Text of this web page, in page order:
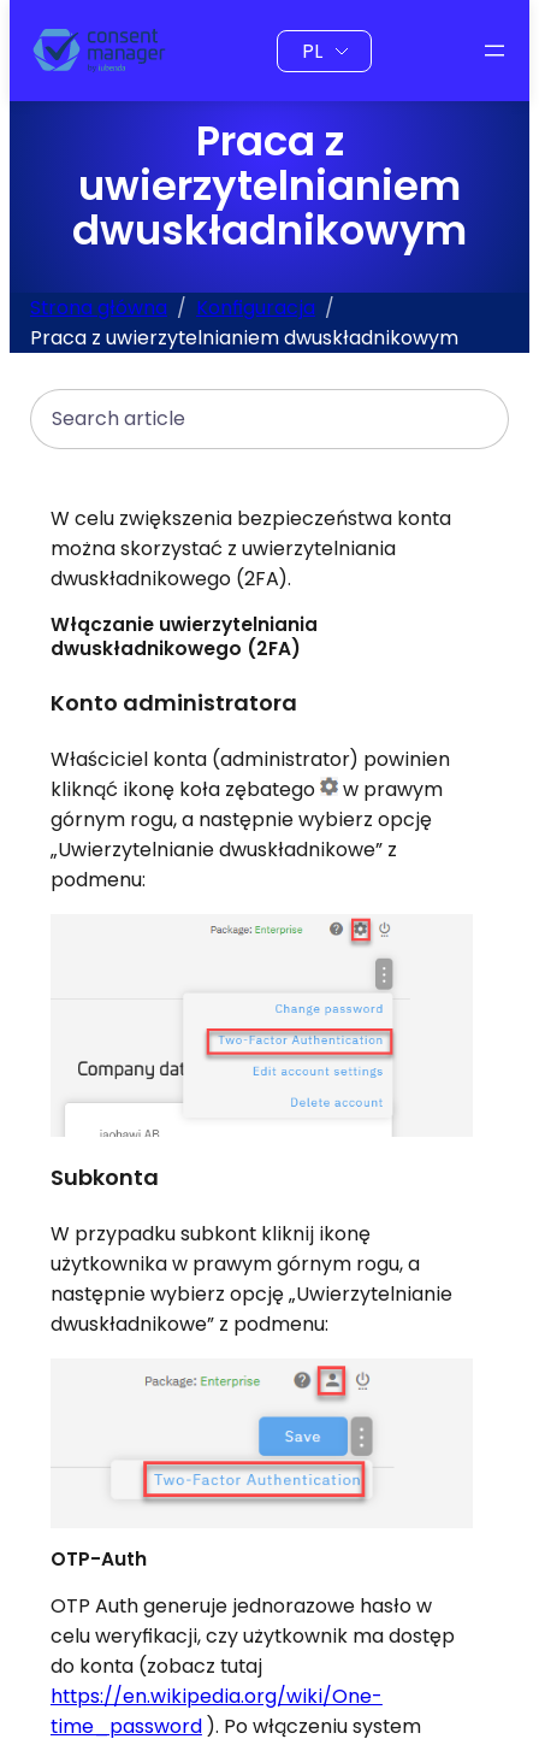
treści
Wybierz
język
Praca z
uwierzytelnianiem
dwuskładnikowym
Strona główna
Konfiguracja
Praca z uwierzytelnianiem dwuskładnikowym
Search
W celu zwiększenia bezpieczeństwa konta
można skorzystać z uwierzytelniania
dwuskładnikowego (2FA).
Włączanie uwierzytelniania
dwuskładnikowego (2FA)
Konto administratora
Właściciel konta (administrator) powinien
kliknąć ikonę koła zębatego
w prawym
górnym rogu, a następnie wybierz opcję
„Uwierzytelnianie dwuskładnikowe” z
podmenu:
Subkonta
W przypadku subkont kliknij ikonę
użytkownika w prawym górnym rogu, a
następnie wybierz opcję „Uwierzytelnianie
dwuskładnikowe” z podmenu:
OTP-Auth
OTP Auth generuje jednorazowe hasło w
celu weryfikacji, czy użytkownik ma dostęp
do konta (zobacz tutaj
https://en.wikipedia.org/wiki/One-
time_password). Po włączeniu system